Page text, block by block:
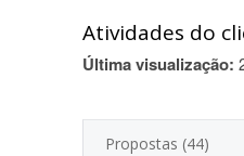
Atividades do
Última visualização:
Propostas (44)